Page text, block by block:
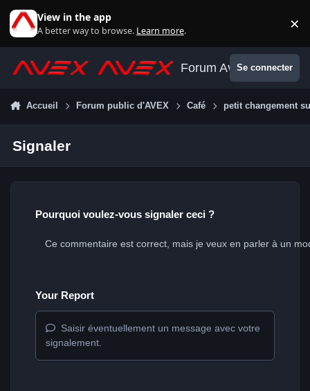
View in the app
A better way to browse. Learn more. ×
Forum AvexSe connecter
Accueil Forum public d'AVEX Café petit changement
Signaler
Pourquoi voulez-vous signaler ceci ?
Your Report
Saisir éventuellement un message avec votre
signalement.